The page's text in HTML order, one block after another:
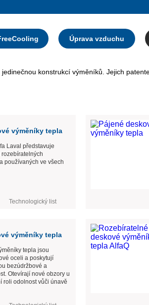
Úprava vzduchu
konstrukcí výměníků. Jejich
výměníky tepla
Laval představuje
používaných ve všech
Technologický list
výměníky tepla
tepla jsou
oceli a poskytují
bezúdržbové a
Otevírají nové obzory u
roli odolnost vůči únavě